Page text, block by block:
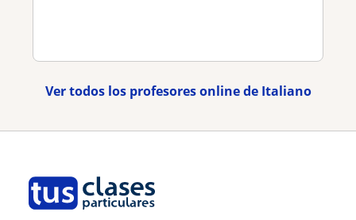
Ver todos los profesores online de Italiano